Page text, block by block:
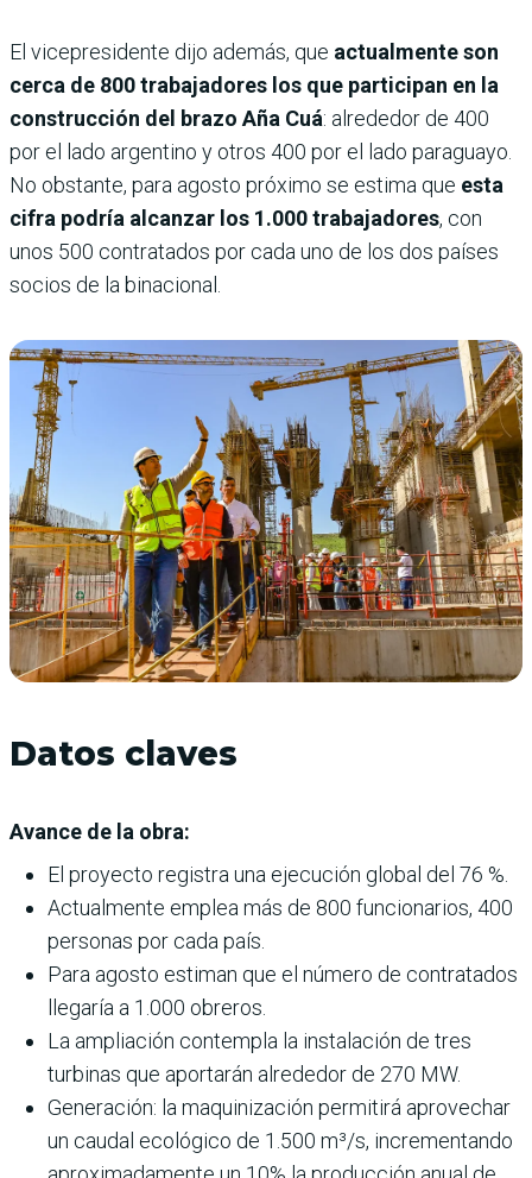
El vicepresidente dijo además, que actualmente son
cerca de 800 trabajadores los que participan en la
construcción del brazo Aña Cuá: alrededor de 400
por el lado argentino y otros 400 por el lado paraguayo.
No obstante, para agosto próximo se estima que esta
cifra podría alcanzar los 1.000 trabajadores, con
unos 500 contratados por cada uno de los dos países
socios de la binacional.
Datos claves
Avance de la obra:
El proyecto registra una ejecución global del 76 %.
Actualmente emplea más de 800 funcionarios, 400
personas por cada país.
Para agosto estiman que el número de contratados
llegaría a 1.000 obreros.
La ampliación contempla la instalación de tres
turbinas que aportarán alrededor de 270 MW.
Generación: la maquinización permitirá aprovechar
un caudal ecológico de 1.500 m³/s, incrementando